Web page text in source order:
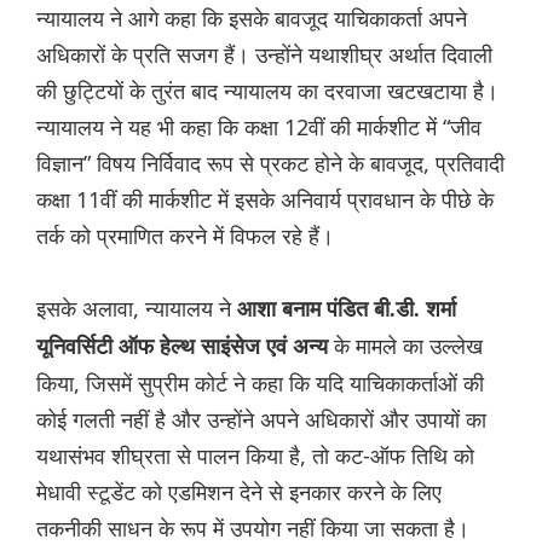
न्यायालय ने आगे कहा कि इसके बावजूद याचिकाकर्ता अपने
अधिकारों के प्रति सजग हैं। उन्होंने यथाशीघ्र अर्थात दिवाली
की छुट्टियों के तुरंत बाद न्यायालय का दरवाजा खटखटाया है।
न्यायालय ने यह भी कहा कि कक्षा 12वीं की मार्कशीट में “जीव
विज्ञान” विषय निर्विवाद रूप से प्रकट होने के बावजूद, प्रतिवादी
कक्षा 11वीं की मार्कशीट में इसके अनिवार्य प्रावधान के पीछे के
तर्क को प्रमाणित करने में विफल रहे हैं।
इसके अलावा, न्यायालय ने आशा बनाम पंडित बी.डी. शर्मा
यूनिवर्सिटी ऑफ हेल्थ साइंसेज एवं अन्यके मामले का उल्लेख
किया, जिसमें सुप्रीम कोर्ट ने कहा कि यदि याचिकाकर्ताओं की
कोई गलती नहीं है और उन्होंने अपने अधिकारों और उपायों का
यथासंभव शीघ्रता से पालन किया है, तो कट-ऑफ तिथि को
मेधावी स्टूडेंट को एडमिशन देने से इनकार करने के लिए
तकनीकी साधन के रूप में उपयोग नहीं किया जा सकता है।